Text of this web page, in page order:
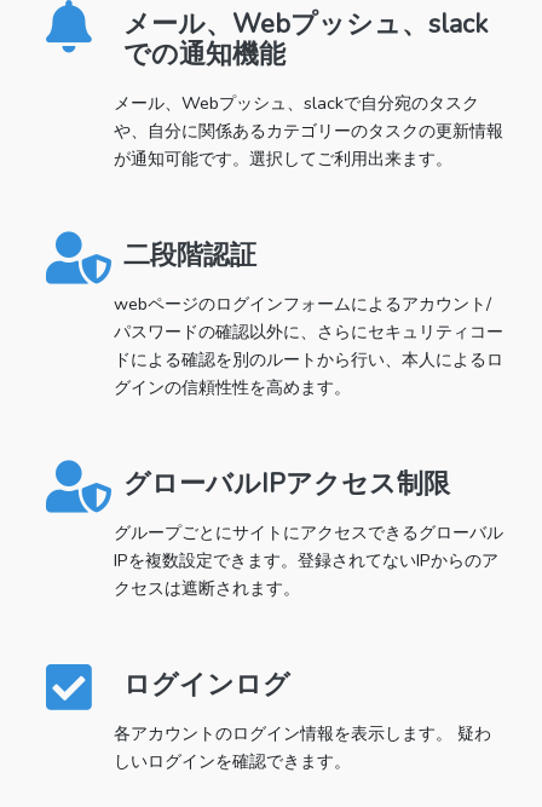
メール、Webプッシュ、slack
での通知機能
メール、Webプッシュ、slackで自分宛のタスク
や、自分に関係あるカテゴリーのタスクの更新情報
が通知可能です。選択してご利用出来ます。
二段階認証
webページのログインフォームによるアカウント/
パスワードの確認以外に、さらにセキュリティコー
ドによる確認を別のルートから行い、本人によるロ
グインの信頼性性を高めます。
グローバルIPアクセス制限
グループごとにサイトにアクセスできるグローバル
IPを複数設定できます。登録されてないIPからのア
クセスは遮断されます。
ログインログ
各アカウントのログイン情報を表示します。 疑わ
しいログインを確認できます。